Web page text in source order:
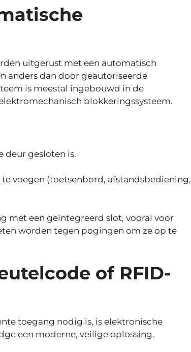
uitgerust met een automatisch
anders dan door geautoriseerde
is meestal ingebouwd in de
blokkeringssysteem.
deur gesloten is.
voegen (toetsenbord, afstandsbediening,
met een geïntegreerd slot, vooral voor
worden tegen pogingen om ze op te
of RFID-
toegang nodig is, is elektronische
een moderne, veilige oplossing.